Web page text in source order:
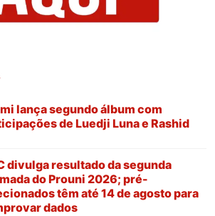
lança segundo álbum com
de Luedji Luna e Rashid
divulga resultado da segunda
do Prouni 2026; pré-
têm até 14 de agosto para
dados